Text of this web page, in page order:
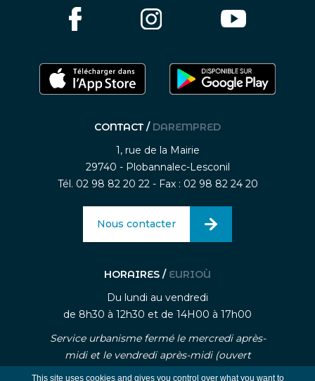
CONTACT / DAREMPRED
1, rue de la Mairie
29740 - Plobannalec-Lesconil
Tél. 02 98 82 20 22 - Fax : 02 98 82 24 20
Nous contacter
HORAIRES / EURIOÙ
Du lundi au vendredi
de 8h30 à 12h30 et de 14H00 à 17h00
Service urbanisme fermé le mercredi après-
midi et le vendredi après-midi (ouvert
uniquement sur rendez-vous)
This site uses cookies and gives you control over what you want to